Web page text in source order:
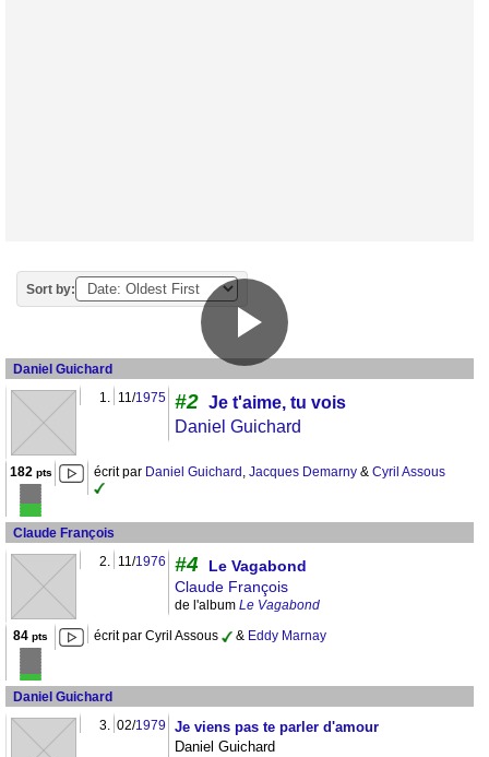
Sort by:
Daniel Guichard
1. 11/1975 #2 Je t'aime, tu vois
Daniel Guichard
182 pts écrit par Daniel Guichard , Jacques Demarny & Cyril Assous
Claude François
2. 11/1976 #4
Le Vagabond
Claude François
de l'album Le Vagabond
84 pts écrit par Cyril Assous & Eddy Marnay
Daniel Guichard
3. 02/1979
Je viens pas te parler d'amour
Daniel Guichard